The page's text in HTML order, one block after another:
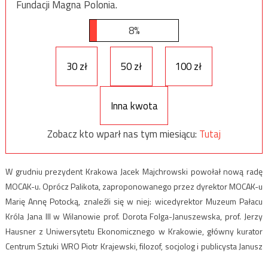
Fundacji Magna Polonia.
8%
30 zł 50 zł 100 zł
Inna kwota
Zobacz kto wparł nas tym miesiącu: Tutaj
W grudniu prezydent Krakowa Jacek Majchrowski powołał nową radę
MOCAK-u. Oprócz Palikota, zaproponowanego przez dyrektor MOCAK-u
Marię Annę Potocką, znaleźli się w niej: wicedyrektor Muzeum Pałacu
Króla Jana III w Wilanowie prof. Dorota Folga-Januszewska, prof. Jerzy
Hausner z Uniwersytetu Ekonomicznego w Krakowie, główny kurator
Centrum Sztuki WRO Piotr Krajewski, filozof, socjolog i publicysta Janusz